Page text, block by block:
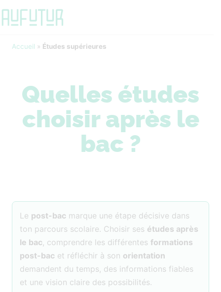
Accueil » Études supérieures
Quelles études
choisir après le
bac ?
Le post-bac marque une étape décisive dans
ton parcours scolaire. Choisir ses études après
le bac, comprendre les différentes formations
post-bac et réfléchir à son orientation
demandent du temps, des informations fiables
et une vision claire des possibilités.